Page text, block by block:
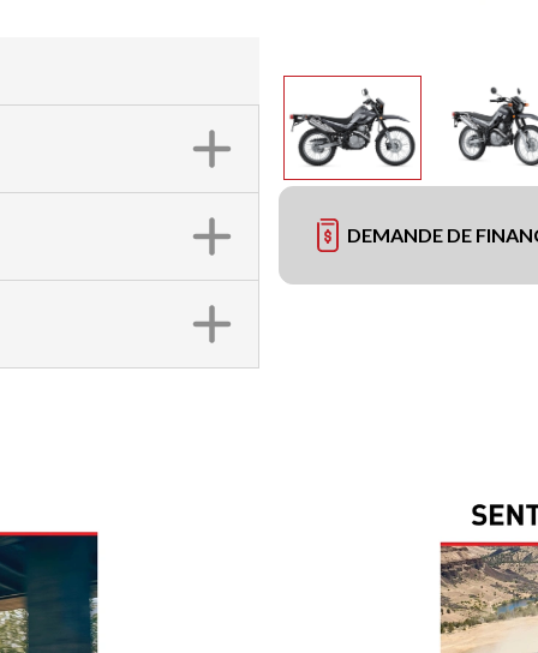
DEMANDE DE